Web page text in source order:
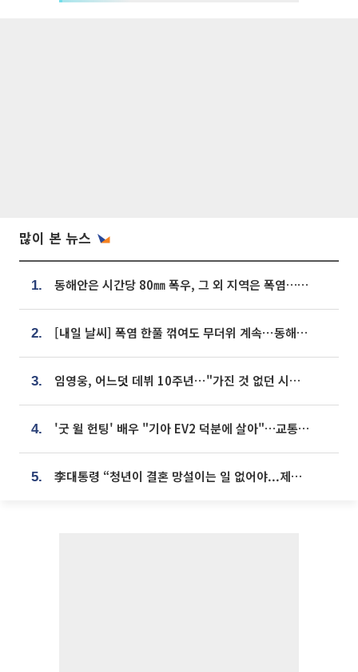
많이 본 뉴스
1. 동해안은 시간당 80㎜ 폭우, 그 외 지역은 폭염…‘극과 극 날씨’
2. [내일 날씨] 폭염 한풀 꺾여도 무더위 계속⋯동해안 이틀 연속 비
3. 임영웅, 어느덧 데뷔 10주년⋯"가진 것 없던 시절, 내 앞엔 20명의 팬뿐"
4. '굿 윌 헌팅' 배우 "기아 EV2 덕분에 살아"…교통사고 후 안전성 극찬
5. 李대통령 “청년이 결혼 망설이는 일 없어야...제도상 불이익 조사”